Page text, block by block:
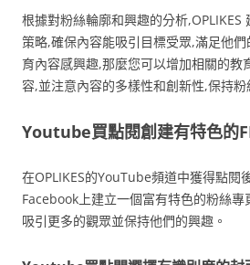
根據對粉絲輪廓和興趣的分析,OPLIKES
策略,確保內容能吸引目標受眾,滿足他
育內容感興趣,那麼您可以增加相關的教
容,並注意內容的多樣性和創新性,保持粉
Youtube買點閱創建有特色的
在OPLIKES的YouTube頻道中獲得點閱
Facebook上建立一個富有特色的粉絲
吸引更多的觀眾並保持他們的興趣。